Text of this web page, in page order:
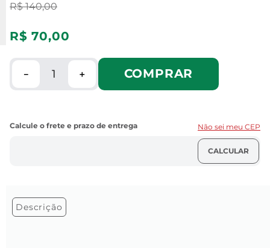
R$ 140,00
R$ 70,00
＋
－ COMPRAR
Não sei meu CEP
Descrição